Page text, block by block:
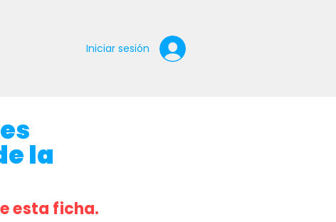
Iniciar sesión
la
esta ficha.